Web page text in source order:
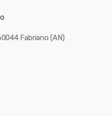
Fabriano (AN)